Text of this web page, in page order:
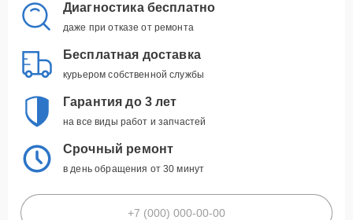
Диагностика бесплатно
даже при отказе от ремонта
Бесплатная доставка
курьером собственной службы
Гарантия до 3 лет
на все виды работ и запчастей
Срочный ремонт
в день обращения от 30 минут